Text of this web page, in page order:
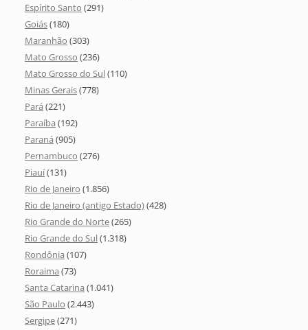
Espírito Santo (291)
Goiás(180)
Maranhão (303)
Mato Grosso (236)
Mato Grosso do Sul(110)
Minas Gerais(778)
Pará (221)
Paraíba (192)
Paraná (905)
Pernambuco (276)
Piauí(131)
Rio de Janeiro (1.856)
Rio de Janeiro (antigo Estado)(428)
Rio Grande do Norte(265)
Rio Grande do Sul(1.318)
Rondônia (107)
Roraima (73)
Santa Catarina (1.041)
São Paulo (2.443)
Sergipe(271)